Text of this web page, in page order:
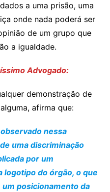
a uma prisão, uma
onde nada poderá ser
de um grupo que
a igualdade.
Advogado:
demonstração de
afirma que:
nessa
uma discriminação
por um
logotipo do órgão, o que
posicionamento da